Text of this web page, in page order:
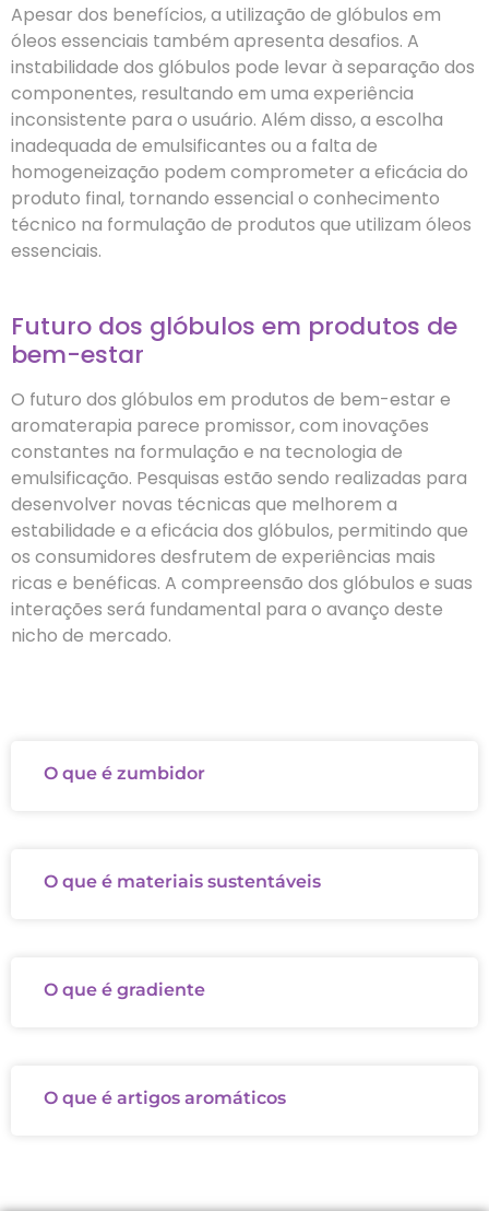
Apesar dos benefícios, a utilização de glóbulos em
óleos essenciais também apresenta desafios. A
instabilidade dos glóbulos pode levar à separação dos
componentes, resultando em uma experiência
inconsistente para o usuário. Além disso, a escolha
inadequada de emulsificantes ou a falta de
homogeneização podem comprometer a eficácia do
produto final, tornando essencial o conhecimento
técnico na formulação de produtos que utilizam óleos
essenciais.
Futuro dos glóbulos em produtos de
bem-estar
O futuro dos glóbulos em produtos de bem-estar e
aromaterapia parece promissor, com inovações
constantes na formulação e na tecnologia de
emulsificação. Pesquisas estão sendo realizadas para
desenvolver novas técnicas que melhorem a
estabilidade e a eficácia dos glóbulos, permitindo que
os consumidores desfrutem de experiências mais
ricas e benéficas. A compreensão dos glóbulos e suas
interações será fundamental para o avanço deste
nicho de mercado.
O que é zumbidor
O que é materiais sustentáveis
O que é gradiente
O que é artigos aromáticos